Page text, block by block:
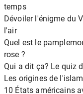
temps
Dévoiler l'énigme du
l'air
Quel est le
rose ?
Qui a dit ça? Le quiz
Les origines de
10 États américains